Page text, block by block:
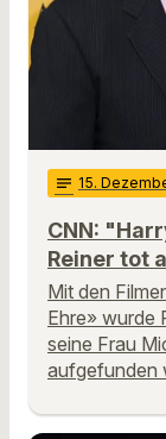
notes 15.
CNN:
Reiner tot
Mit den
Ehre» wurde
seine Frau
aufgefunden